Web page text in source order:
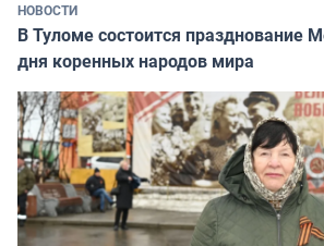
НОВОСТИ
В Туломе состоится празднование
дня коренных народов мира